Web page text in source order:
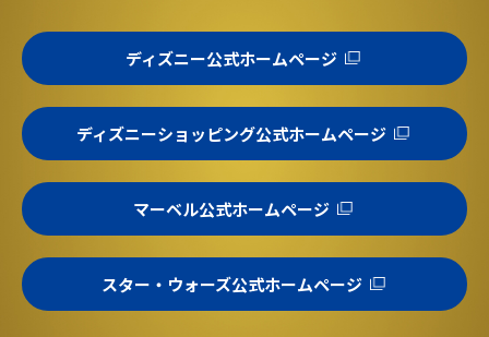
ディズニー公式ホームページ
ディズニーショッピング公式ホームページ
マーベル公式ホームページ
スター・ウォーズ公式ホームページ